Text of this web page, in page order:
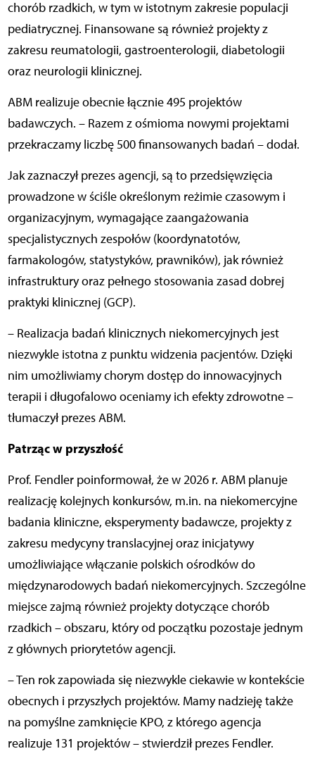
chorób rzadkich, w tym w istotnym zakresie populacji
pediatrycznej. Finansowane są również projekty z
zakresu reumatologii, gastroenterologii, diabetologii
oraz neurologii klinicznej.
ABM realizuje obecnie łącznie 495 projektów
badawczych. – Razem z ośmioma nowymi projektami
przekraczamy liczbę 500 finansowanych badań – dodał.
Jak zaznaczył prezes agencji, są to przedsięwzięcia
prowadzone w ściśle określonym reżimie czasowym i
organizacyjnym, wymagające zaangażowania
specjalistycznych zespołów (koordynatotów,
farmakologów, statystyków, prawników), jak również
infrastruktury oraz pełnego stosowania zasad dobrej
praktyki klinicznej (GCP).
– Realizacja badań klinicznych niekomercyjnych jest
niezwykle istotna z punktu widzenia pacjentów. Dzięki
nim umożliwiamy chorym dostęp do innowacyjnych
terapii i długofalowo oceniamy ich efekty zdrowotne –
tłumaczył prezes ABM.
Patrząc w przyszłość
Prof. Fendler poinformował, że w 2026 r. ABM planuje
realizację kolejnych konkursów, m.in. na niekomercyjne
badania kliniczne, eksperymenty badawcze, projekty z
zakresu medycyny translacyjnej oraz inicjatywy
umożliwiające włączanie polskich ośrodków do
międzynarodowych badań niekomercyjnych. Szczególne
miejsce zajmą również projekty dotyczące chorób
rzadkich – obszaru, który od początku pozostaje jednym
z głównych priorytetów agencji.
– Ten rok zapowiada się niezwykle ciekawie w kontekście
obecnych i przyszłych projektów. Mamy nadzieję także
na pomyślne zamknięcie KPO, z którego agencja
realizuje 131 projektów – stwierdził prezes Fendler.